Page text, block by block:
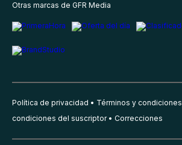
Otras marcas de GFR Media
Política de privacidad Términos y condiciones
condiciones del suscriptor
Correcciones